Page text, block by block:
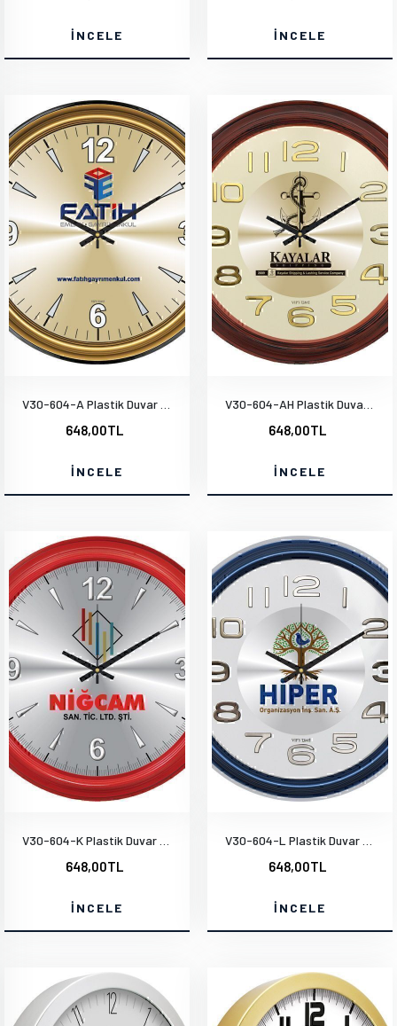
İNCELE İNCELE
648,00TL
İNCELE
648,00TL
İNCELE
648,00TL
İNCELE
648,00TL
İNCELE